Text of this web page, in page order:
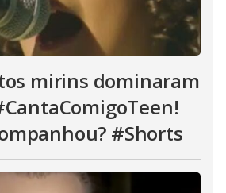
mirins dominaram
#Shorts